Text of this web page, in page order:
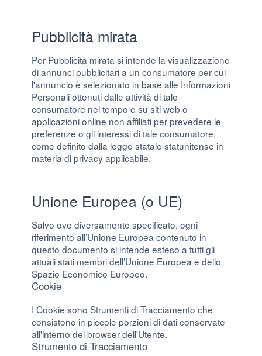
Pubblicità mirata
Per Pubblicità mirata si intende la visualizzazione
di annunci pubblicitari a un consumatore per cui
l'annuncio è selezionato in base alle Informazioni
Personali ottenuti dalle attività di tale
consumatore nel tempo e su siti web o
applicazioni online non affiliati per prevedere le
preferenze o gli interessi di tale consumatore,
come definito dalla legge statale statunitense in
materia di privacy applicabile.
Unione Europea (o UE)
Salvo ove diversamente specificato, ogni
riferimento all’Unione Europea contenuto in
questo documento si intende esteso a tutti gli
attuali stati membri dell’Unione Europea e dello
Spazio Economico Europeo.
Cookie
I Cookie sono Strumenti di Tracciamento che
consistono in piccole porzioni di dati conservate
all'interno del browser dell'Utente.
Strumento di Tracciamento